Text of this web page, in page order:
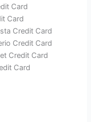
Card
Card
Credit Card
Credit Card
Credit Card
Card